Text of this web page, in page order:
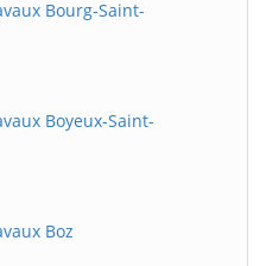
Bourg-Saint-
Boyeux-Saint-
Boz